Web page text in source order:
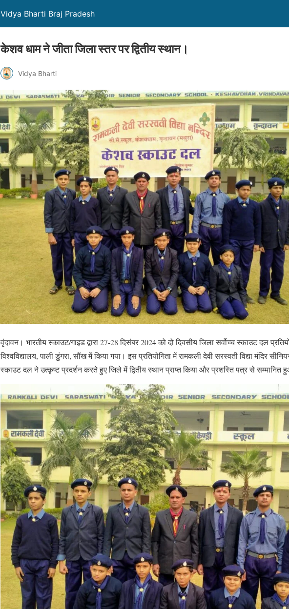
Vidya Bharti Braj Pradesh
केशव धाम ने जीता जिला स्तर पर द्वितीय स्थान।
Vidya Bharti
वृंदावन। भारतीय स्काउट/गाइड द्वारा 27-28 दिसंबर 2024 को दो दिवसीय जिला सर्वोच्च स्काउट दल
विश्वविद्यालय, पाली डुंगरा, सौंख में किया गया। इस प्रतियोगिता में रामकली देवी सरस्वती विद्या मंदिर
स्काउट दल ने उत्कृष्ट प्रदर्शन करते हुए जिले में द्वितीय स्थान प्राप्त किया और प्रशस्ति पत्र से सम्मानित